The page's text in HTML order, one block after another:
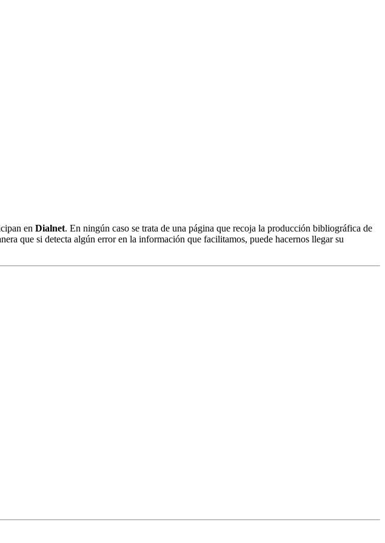
en Dialnet. En ningún caso se trata de una página que recoja la producción bibliográfica de
que si detecta algún error en la información que facilitamos, puede hacernos llegar su